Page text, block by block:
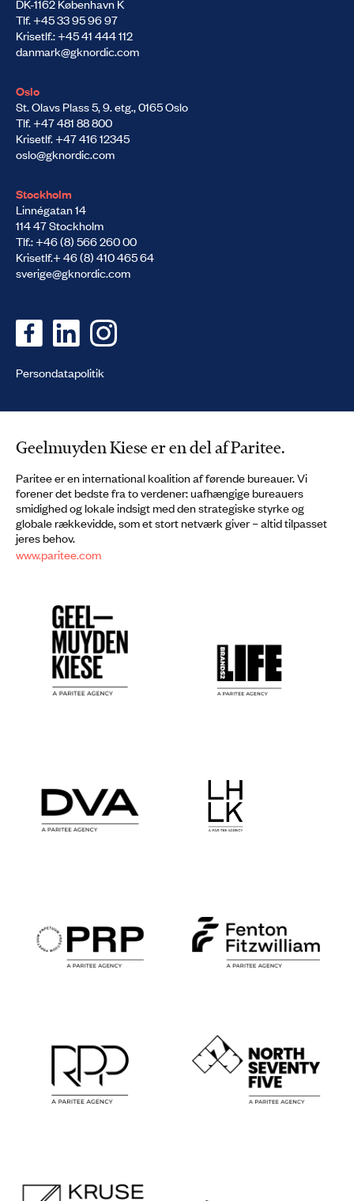
DK-1162 København K
Tlf. +45 33 95 96 97
Krisetlf.: +45 41 444 112
danmark@gknordic.com
Oslo
St. Olavs Plass 5, 9. etg., 0165 Oslo
Tlf. +47 481 88 800
Krisetlf. +47 416 12345
oslo@gknordic.com
Stockholm
Linnégatan 14
114 47 Stockholm
Tlf.: +46 (8) 566 260 00
Krisetlf.+ 46 (8) 410 465 64
sverige@gknordic.com
Persondatapolitik
Geelmuyden Kiese er en del af Paritee.
Paritee er en international koalition af førende bureauer. Vi
forener det bedste fra to verdener: uafhængige bureauers
smidighed og lokale indsigt med den strategiske styrke og
globale rækkevidde, som et stort netværk giver – altid tilpasset
jeres behov.
www.paritee.com